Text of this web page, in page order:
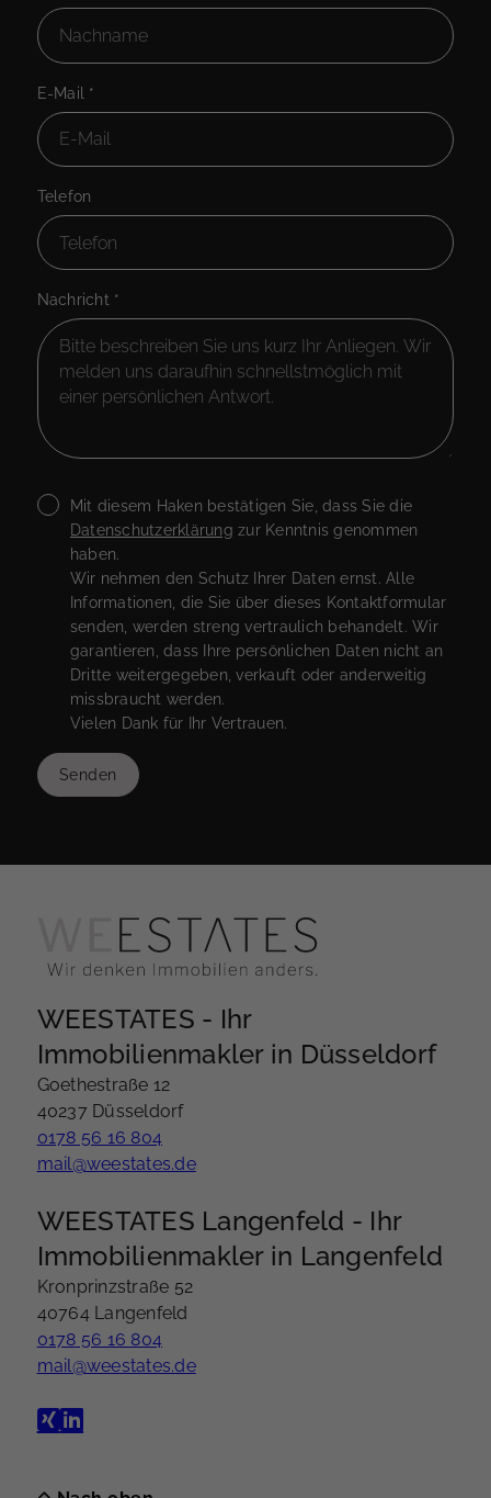
E-Mail *
Telefon
Nachricht *
Mit diesem Haken bestätigen Sie, dass Sie die
Datenschutzerklärung zur Kenntnis genommen
haben.
Wir nehmen den Schutz Ihrer Daten ernst. Alle
Informationen, die Sie über dieses Kontaktformular
senden, werden streng vertraulich behandelt. Wir
garantieren, dass Ihre persönlichen Daten nicht an
Dritte weitergegeben, verkauft oder anderweitig
missbraucht werden.
Vielen Dank für Ihr Vertrauen.
Senden
WEESTATES - Ihr
Immobilienmakler in Düsseldorf
Goethestraße 12
40237 Düsseldorf
0178 56 16 804
mail@weestates.de
WEESTATES Langenfeld - Ihr
Immobilienmakler in Langenfeld
Kronprinzstraße 52
40764 Langenfeld
0178 56 16 804
mail@weestates.de